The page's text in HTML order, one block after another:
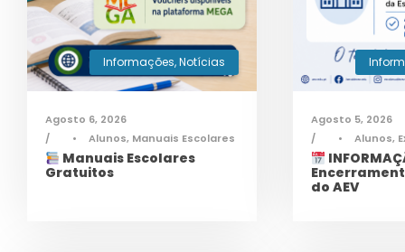
Informações,Notícias
Agosto 6, 2026
•
Alunos, Manuais Escolares
Manuais Escolares
Gratuitos
Agosto 5, 2026
•
Alunos,
do AEV